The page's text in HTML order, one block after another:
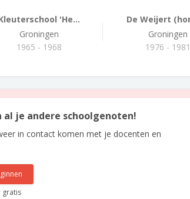
'He...
Groningen
1965 - 1968
De Weijert
Groningen
1976 - 1981
je andere schoolgenoten!
in contact komen met je docenten en
gratis